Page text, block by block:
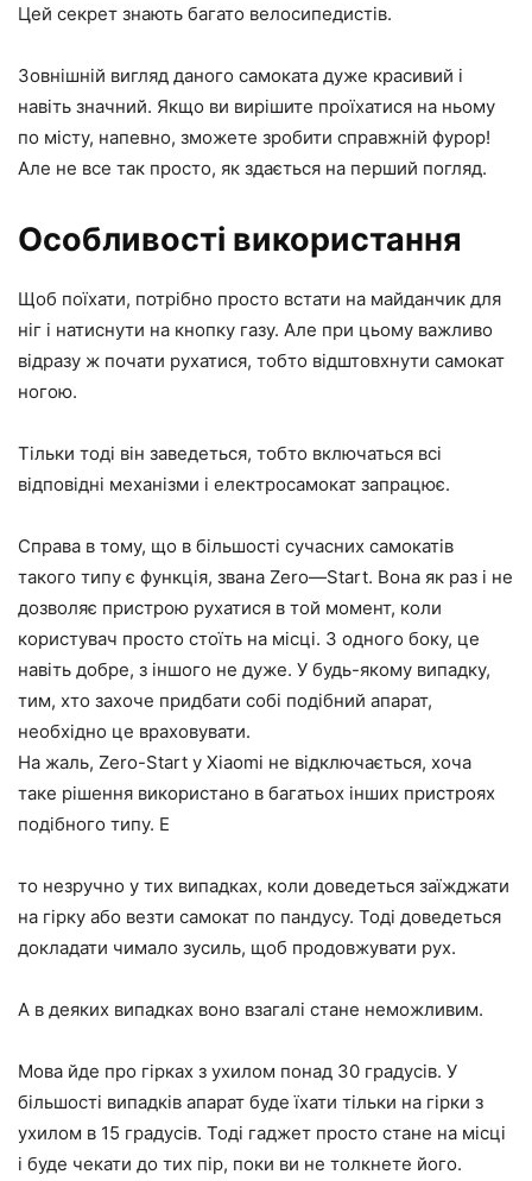
Цей секрет знають багато велосипедистів.
Зовнішній вигляд даного самоката дуже красивий і
навіть значний. Якщо ви вирішите проїхатися на ньому
по місту, напевно, зможете зробити справжній фурор!
Але не все так просто, як здається на перший погляд.
Особливості використання
Щоб поїхати, потрібно просто встати на майданчик для
ніг і натиснути на кнопку газу. Але при цьому важливо
відразу ж почати рухатися, тобто відштовхнути самокат
ногою.
Тільки тоді він заведеться, тобто включаться всі
відповідні механізми і електросамокат запрацює.
Справа в тому, що в більшості сучасних самокатів
такого типу є функція, звана Zero—Start. Вона як раз і не
дозволяє пристрою рухатися в той момент, коли
користувач просто стоїть на місці. З одного боку, це
навіть добре, з іншого не дуже. У будь-якому випадку,
тим, хто захоче придбати собі подібний апарат,
необхідно це враховувати.
На жаль, Zero-Start у Xiaomi не відключається, хоча
таке рішення використано в багатьох інших пристроях
подібного типу. Е
то незручно у тих випадках, коли доведеться заїжджати
на гірку або везти самокат по пандусу. Тоді доведеться
докладати чимало зусиль, щоб продовжувати рух.
А в деяких випадках воно взагалі стане неможливим.
Мова йде про гірках з ухилом понад 30 градусів. У
більшості випадків апарат буде їхати тільки на гірки з
ухилом в 15 градусів. Тоді гаджет просто стане на місці
і буде чекати до тих пір, поки ви не толкнете його.